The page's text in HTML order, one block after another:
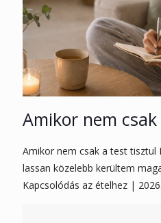
Amikor nem
Amikor nem csak a test tisztul
lassan közelebb kerültem
Kapcsolódás az ételhez |